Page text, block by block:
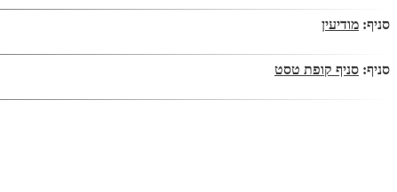
סניף: מודיעין
סניף: סניף קופת טסט